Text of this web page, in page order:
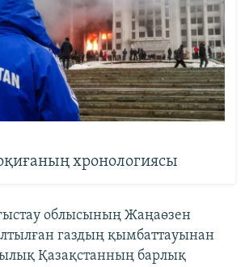
хронологиясы
облысының Жаңаөзен
газдың қымбаттауынан
Қазақстанның барлық